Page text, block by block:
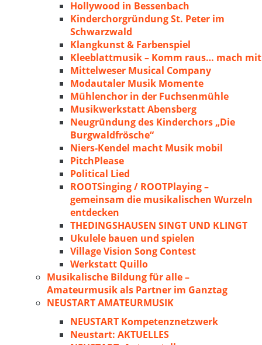
Hollywood in Bessenbach
Kinderchorgründung St. Peter im
Schwarzwald
Klangkunst & Farbenspiel
Kleeblattmusik – Komm raus… mach mit
Mittelweser Musical Company
Modautaler Musik Momente
Mühlenchor in der Fuchsenmühle
Musikwerkstatt Abensberg
Neugründung des Kinderchors „Die
Burgwaldfrösche“
Niers-Kendel macht Musik mobil
PitchPlease
Political Lied
ROOTSinging / ROOTPlaying –
gemeinsam die musikalischen Wurzeln
entdecken
THEDINGSHAUSEN SINGT UND KLINGT
Ukulele bauen und spielen
Village Vision Song Contest
Werkstatt Quillo
Musikalische Bildung für alle –
Amateurmusik als Partner im Ganztag
NEUSTART AMATEURMUSIK
NEUSTART Kompetenznetzwerk
Neustart: AKTUELLES